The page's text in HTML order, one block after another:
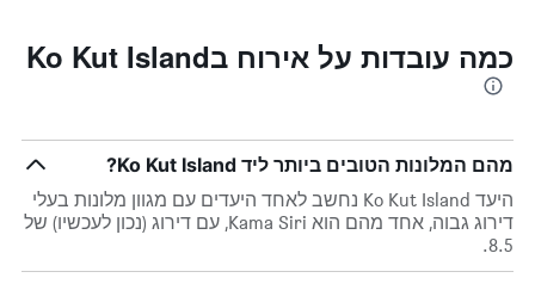
כמה עובדות על אירוח בKo Kut Island
מהם המלונות הטובים ביותר ליד Ko Kut Island?
היעד Ko Kut Island נחשב לאחד היעדים עם מגוון מלונות בעלי
דירוג גבוה, אחד מהם הוא Kama Siri, עם דירוג (נכון לעכשיו) של
8.5.